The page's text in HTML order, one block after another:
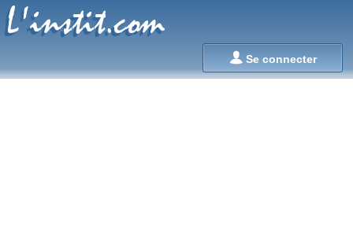
Se connecter
L'instit.com
L'instit.com